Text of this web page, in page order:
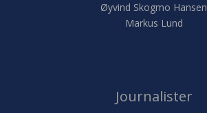
Øyvind Skogmo Hansen
Markus Lund
Journalister